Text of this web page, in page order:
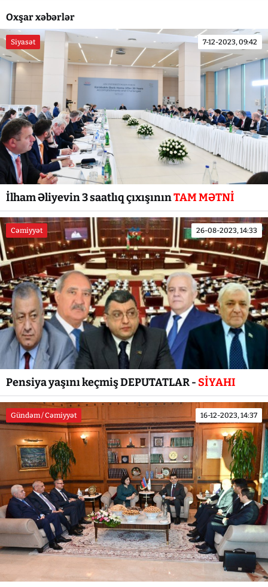
Oxşar xəbərlər
Siyasət 7-12-2023, 09:42
İlham Əliyevin 3 saatlıq çıxışınınTAM MƏTNİ
Cəmiyyət 26-08-2023, 14:33
Pensiya yaşını keçmiş DEPUTATLAR - SİYAHI
Gündəm / Cəmiyyət 16-12-2023, 14:37